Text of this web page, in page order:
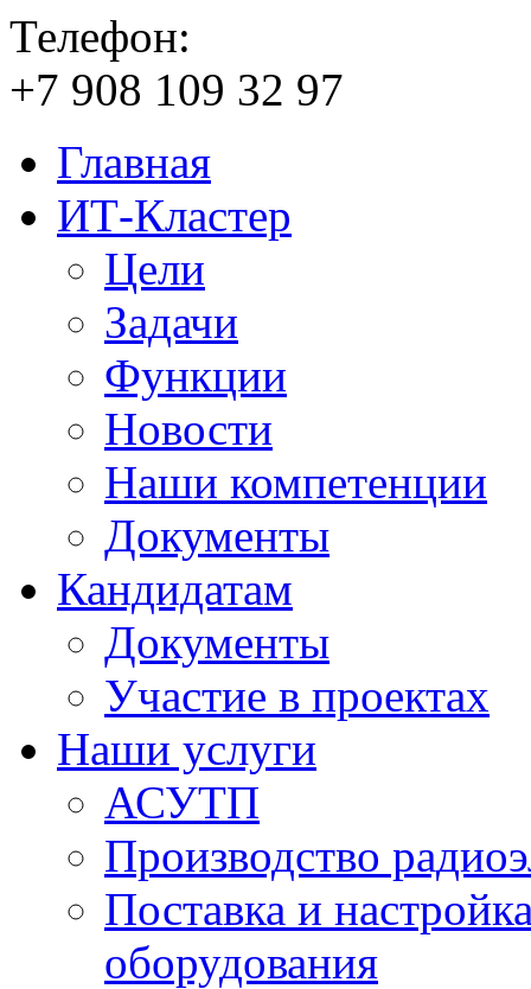
Телефон:
+7 908 109 32 97
Главная
ИТ-Кластер
Цели
Задачи
Функции
Новости
Наши компетенции
Документы
Кандидатам
Документы
Участие в проектах
Наши услуги
АСУТП
Производство
Поставка и
оборудования